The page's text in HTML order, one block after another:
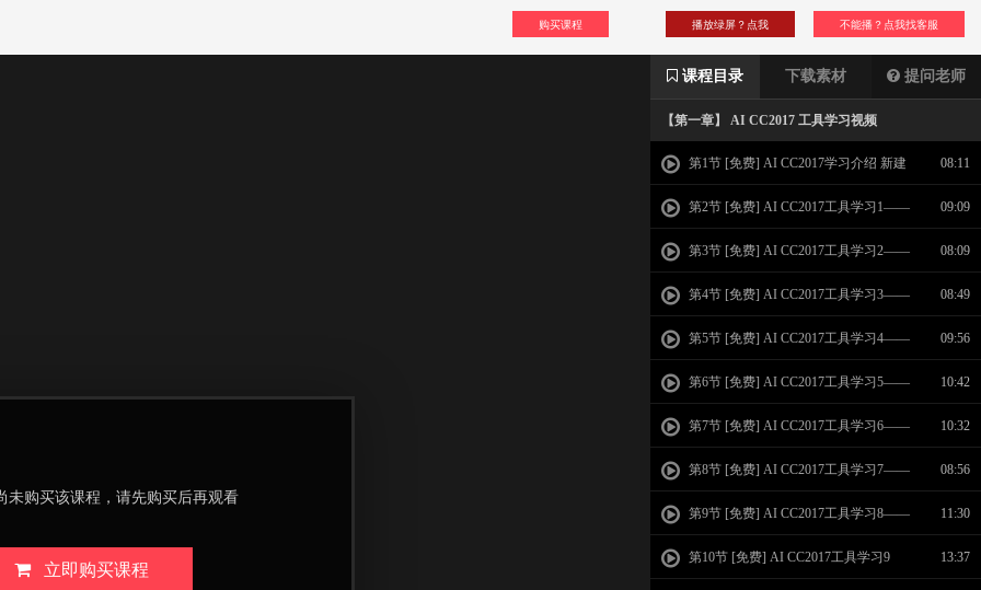
购买课程 不能播？点我找客服
播放绿屏？点我
课程目录 下载素材 提问老师
【第一章】 AI CC2017 工具学习视频
第1节 [免费] AI CC2017学习介绍 新建
页面 界面介绍
08:11
第2节 [免费] AI CC2017工具学习1——
选择工具 直接选择 魔棒 套索工具
09:09
第3节 [免费] AI CC2017工具学习2——
钢笔工具 曲率工具
08:09
第4节 [免费] AI CC2017工具学习3——
图形绘制工具综合学习
08:49
第5节 [免费] AI CC2017工具学习4——
文字工具 区域文字 路径文字学习
09:56
第6节 [免费] AI CC2017工具学习5——
文字工具 字符面板 段落面板
10:42
第7节 [免费] AI CC2017工具学习6——
矢量绘图工具综合学习
10:32
第8节 [免费] AI CC2017工具学习7——
变换工具 旋转 缩放 自由变换等
08:56
第9节 [免费] AI CC2017工具学习8——
图形填充描边设置 渐变色设置学习
11:30
第10节 [免费] AI CC2017工具学习9 13:37
未购买该课程，请先购买后再观看
立即购买课程